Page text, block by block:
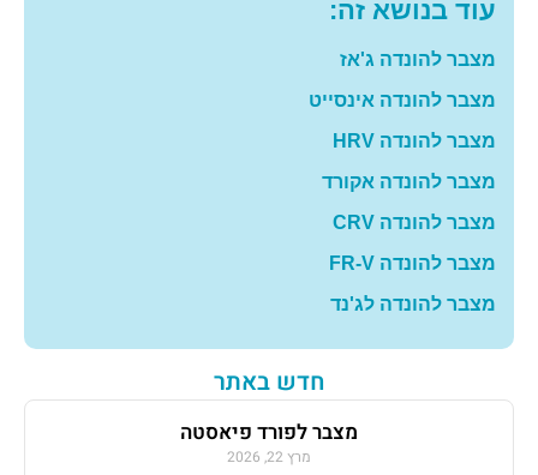
עוד בנושא זה:
מצבר להונדה ג'אז
מצבר להונדה אינסייט
מצבר להונדה HRV
מצבר להונדה אקורד
מצבר להונדה CRV
מצבר להונדה FR-V
מצבר להונדה לג'נד
חדש באתר
מצבר לפורד פיאסטה
מרץ 22, 2026